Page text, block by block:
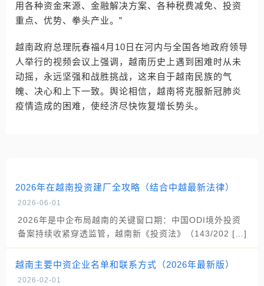
用各种资金来源、金融解决方案、各种税费减免、投资
重点、优势、拳头产业。”
越南政府总理阮春福4月10日在河内与全国各地政府领导
人举行的视频会议上强调，越南历史上遇到困难时从未
动摇，永远坚强和战胜挑战，这来自于越南民族的气
魄、决心和上下一致。舆论相信，越南将克服新冠肺炎
疫情造成的困难，使经济尽快恢复增长势头。
2026年在越南投资建厂全攻略（结合中越最新法律）
2026-06-01
2026年是中企布局越南的关键窗口期：中国ODI境外投资
备案持续收紧穿透监管，越南新《投资法》（143/202 […]
越南主要中资企业名单和联系方式（2026年最新版）
2026-02-01